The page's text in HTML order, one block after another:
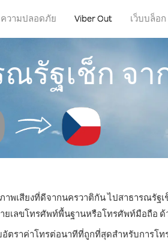
ความปลอดภัย Viber Out เว็บบล็อก
รัฐเช็ก จ
เสียงที่ดีจากนครวาติกัน ไปสาธารณรัฐเ
เลขโทรศัพท์พื้นฐานหรือโทรศัพท์มือถือ ด้
ตราค่าโทรต่อนาทีที่ถูกที่สุดสำหรับการโท